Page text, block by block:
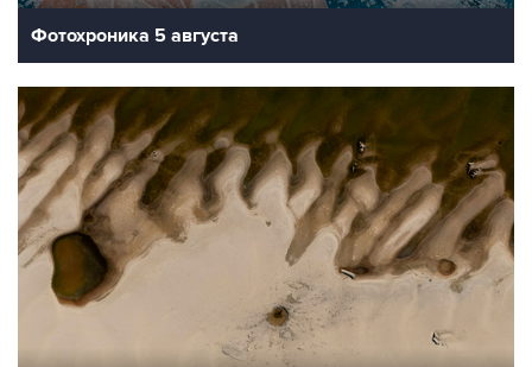
Фотохроника 5 августа